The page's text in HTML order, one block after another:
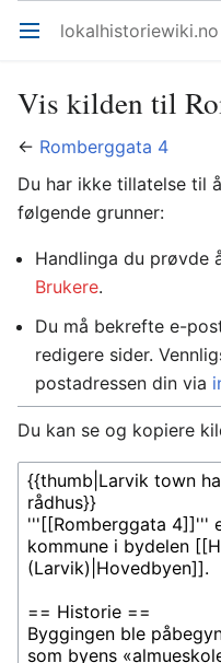
Åpne hovedmenyen lokalhistoriewiki.no
Vis kilden til
← Romberggata 4
Du har ikke tillatelse til
følgende grunner:
Handlinga du prøvde
Brukere.
Du må bekrefte e-
redigere sider.
postadressen din via
Du kan se og kopiere